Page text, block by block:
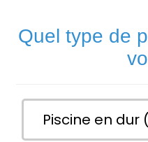
Quel type de
Piscine en